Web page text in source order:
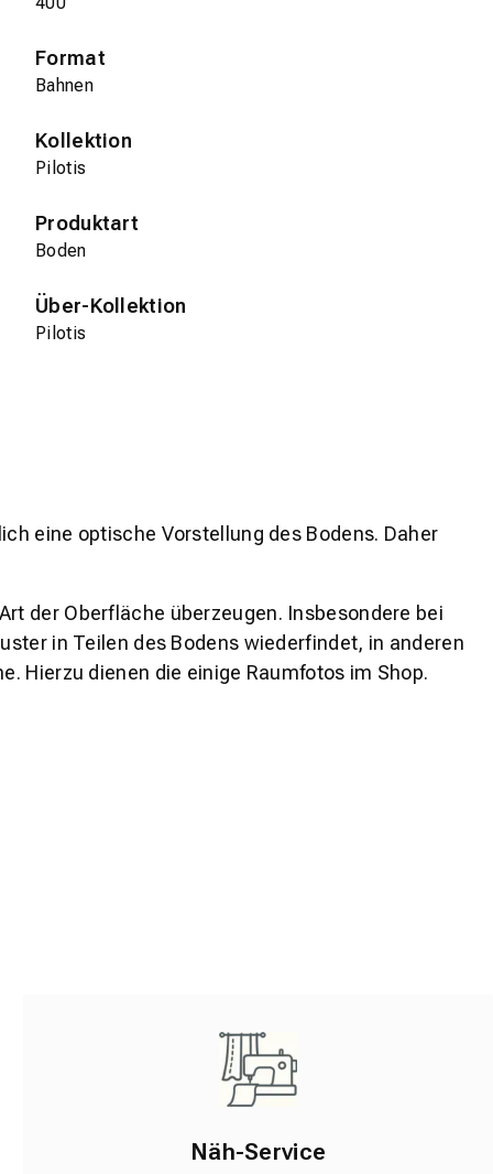
Format
Bahnen
Kollektion
Pilotis
Produktart
Boden
Über-Kollektion
Pilotis
eine optische Vorstellung des Bodens. Daher
der Oberfläche überzeugen. Insbesondere bei
in Teilen des Bodens wiederfindet, in anderen
Hierzu dienen die einige Raumfotos im Shop.
Näh-Service